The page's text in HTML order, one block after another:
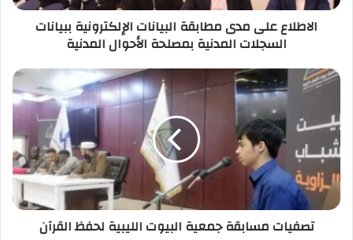
الاطلاع على مدى مطابقة البيانات الإلكترونية ببيانات
السجلات المدنية بمصلحة الأحوال المدنية
تصفيات مسابقة جمعية البيوت الليبية لحفظ القرآن